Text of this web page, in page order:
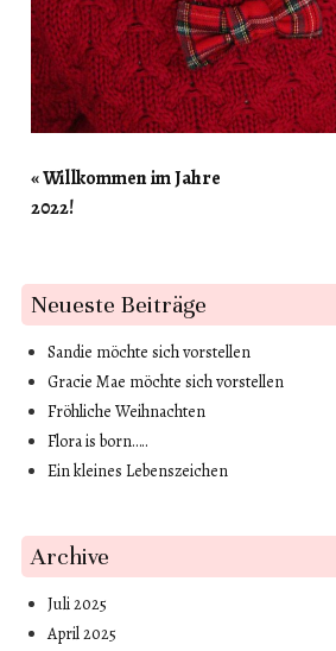
Post navigation
«Willkommen im Jahre
2022!
Neueste Beiträge
Sandie möchte sich vorstellen
Gracie Mae möchte sich vorstellen
Fröhliche Weihnachten
Flora is born…..
Ein kleines Lebenszeichen
Archive
Juli 2025
April 2025